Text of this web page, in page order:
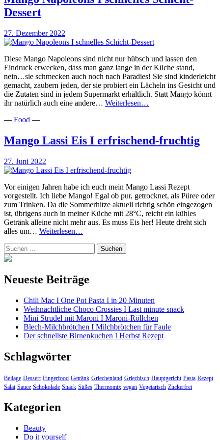
Dessert
27. Dezember 2022
Diese Mango Napoleons sind nicht nur hübsch und lassen den
Eindruck erwecken, dass man ganz lange in der Küche stand,
nein…sie schmecken auch noch nach Paradies! Sie sind kinderleicht
gemacht, zaubern jeden, der sie probiert ein Lächeln ins Gesicht und
die Zutaten sind in jedem Supermarkt erhältlich. Statt Mango könnt
ihr natürlich auch eine andere… Weiterlesen…
Schicht-
Dessert
— Food —
Mango Lassi Eis I erfrischend-fruchtig
27. Juni 2022
Vor einigen Jahren habe ich euch mein Mango Lassi Rezept
vorgestellt. Ich liebe Mango! Egal ob pur, getrocknet, als Püree oder
zum Trinken. Da die Sommerhitze aktuell richtig schön eingezogen
ist, übrigens auch in meiner Küche mit 28°C, reicht ein kühles
Getränk alleine nicht mehr aus. Es muss Eis her! Heute dreht sich
alles um… Weiterlesen…
Suchen
nach:
Neueste Beiträge
Chili Mac I One Pot Pasta I in 20 Minuten
Weihnachtliche Choco Crossies I Last minute snack
Mini Strudel mit Maroni I Maroni-Röllchen
Blech-Milchbrötchen I Milchbrötchen für Faule
Der schnellste Birnenkuchen I Herbst Rezept
Schlagwörter
Beilage Dessert Fingerfood Getränk Griechenland Griechisch Hauptgericht Pasta Rezept
Salat Sauce Schokolade Snack Süßes Thermomix vegan Vegetarisch Zuckerfrei
Kategorien
Beauty
Do it yourself